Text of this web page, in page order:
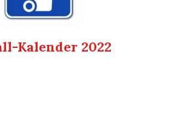
Kalender 2022